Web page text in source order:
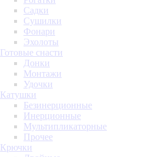
Садки
Сушилки
Фонари
Эхолоты
Готовые снасти
Донки
Монтажи
Удочки
Катушки
Безинерционные
Инерционные
Мультипликаторные
Прочее
Крючки